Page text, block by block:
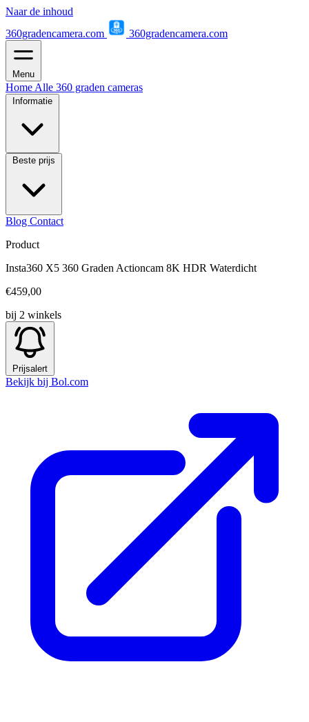
Naar de inhoud
360gradencamera.com
360gradencamera.com
Menu
Home Alle 360 graden cameras
Informatie
Beste prijs
Blog Contact
Product
Insta360 X5 360 Graden Actioncam 8K HDR Waterdicht
€459,00
bij 2 winkels
Prijsalert
Bekijk bij Bol.com